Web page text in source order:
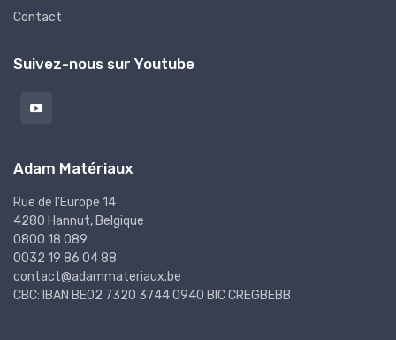
Contact
Suivez-nous sur Youtube
Adam Matériaux
Rue de l'Europe 14
4280 Hannut, Belgique
0800 18 089
0032 19 86 04 88
contact@adammateriaux.be
CBC: IBAN BE02 7320 3744 0940 BIC CREGBEBB